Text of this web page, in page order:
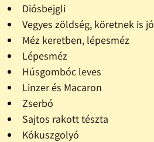
Diósbejgli
Vegyes zöldség, köretnek is jó
Méz keretben, lépesméz
Lépesméz
Húsgombóc leves
Linzer és Macaron
Zserbó
Sajtos rakott tészta
Kókuszgolyó